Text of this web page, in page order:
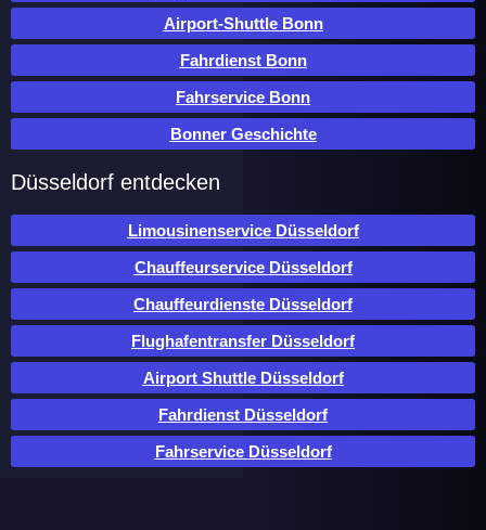
Airport-Shuttle Bonn
Fahrdienst Bonn
Fahrservice Bonn
Bonner Geschichte
Düsseldorf entdecken
Limousinenservice Düsseldorf
Chauffeurservice Düsseldorf
Chauffeurdienste Düsseldorf
Flughafentransfer Düsseldorf
Airport Shuttle Düsseldorf
Fahrdienst Düsseldorf
Fahrservice Düsseldorf